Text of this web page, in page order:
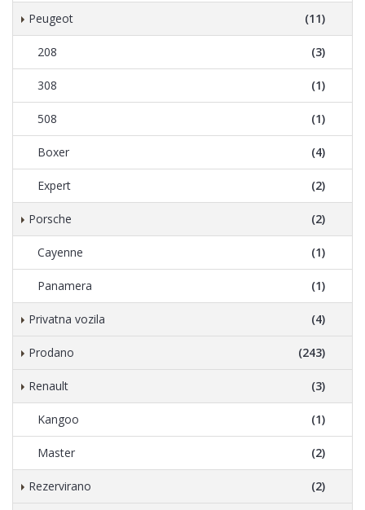
Peugeot (11)
208 (3)
308 (1)
508 (1)
Boxer (4)
Expert (2)
Porsche (2)
Cayenne (1)
Panamera (1)
Privatna vozila (4)
Prodano (243)
Renault (3)
Kangoo (1)
Master (2)
Rezervirano (2)